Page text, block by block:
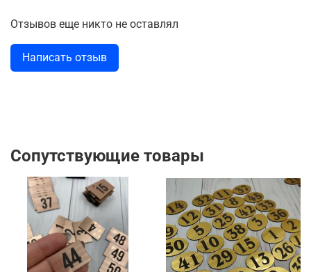
Отзывов еще никто не оставлял
Написать отзыв
Сопутствующие товары